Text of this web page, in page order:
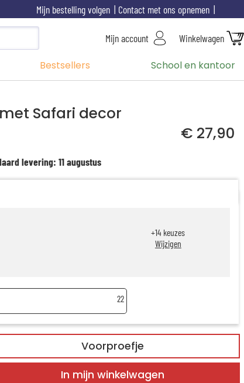
Contact met ons opnemen
Mijn bestelling volgen
Mijn account Winkelwagen
Bestsellers School en kantoor
Safari decor
€ 27,90
levering: 11 augustus
+14 keuzes
Wijzigen
22
Voorproefje
In mijn winkelwagen